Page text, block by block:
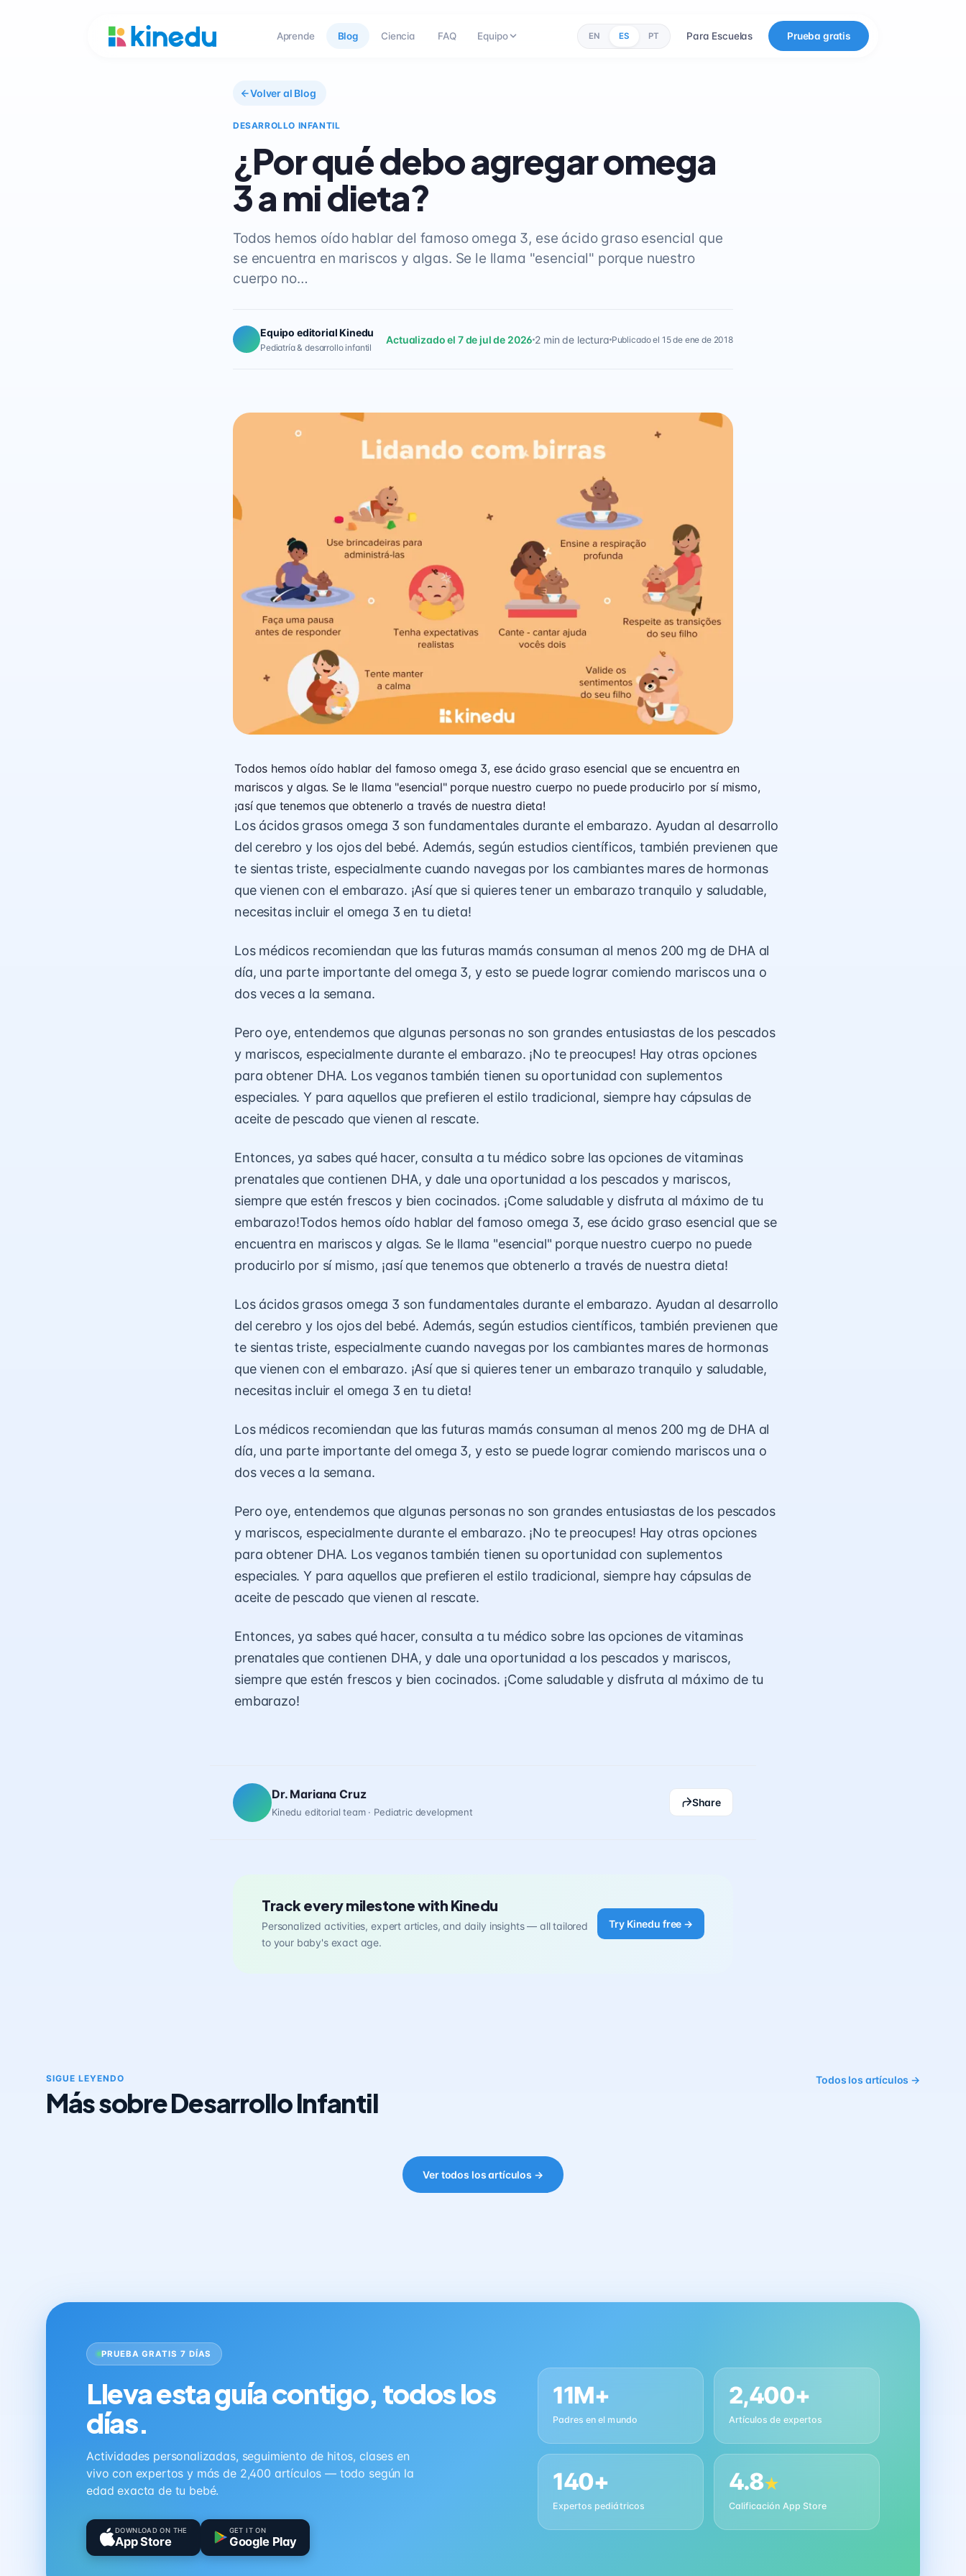
Aprende Blog Ciencia FAQ Equipo EN ES PT Para Escuelas Prueba gratis
Volver al Blog
DESARROLLO INFANTIL
¿Por qué debo agregar omega
3 a mi dieta?
Todos hemos oído hablar del famoso omega 3, ese ácido graso esencial que
se encuentra en mariscos y algas. Se le llama "esencial" porque nuestro
cuerpo no…
Equipo editorial Kinedu
Pediatría & desarrollo infantil
Actualizado el 7 de jul de 2026 2 min de lectura Publicado el 15 de ene de 2018
Todos hemos oído hablar del famoso omega 3, ese ácido graso esencial que se encuentra en
mariscos y algas. Se le llama "esencial" porque nuestro cuerpo no puede producirlo por sí mismo,
¡así que tenemos que obtenerlo a través de nuestra dieta!
Los ácidos grasos omega 3 son fundamentales durante el embarazo. Ayudan al desarrollo
del cerebro y los ojos del bebé. Además, según estudios científicos, también previenen que
te sientas triste, especialmente cuando navegas por los cambiantes mares de hormonas
que vienen con el embarazo. ¡Así que si quieres tener un embarazo tranquilo y saludable,
necesitas incluir el omega 3 en tu dieta!
Los médicos recomiendan que las futuras mamás consuman al menos 200 mg de DHA al
día, una parte importante del omega 3, y esto se puede lograr comiendo mariscos una o
dos veces a la semana.
Pero oye, entendemos que algunas personas no son grandes entusiastas de los pescados
y mariscos, especialmente durante el embarazo. ¡No te preocupes! Hay otras opciones
para obtener DHA. Los veganos también tienen su oportunidad con suplementos
especiales. Y para aquellos que prefieren el estilo tradicional, siempre hay cápsulas de
aceite de pescado que vienen al rescate.
Entonces, ya sabes qué hacer, consulta a tu médico sobre las opciones de vitaminas
prenatales que contienen DHA, y dale una oportunidad a los pescados y mariscos,
siempre que estén frescos y bien cocinados. ¡Come saludable y disfruta al máximo de tu
embarazo!Todos hemos oído hablar del famoso omega 3, ese ácido graso esencial que se
encuentra en mariscos y algas. Se le llama "esencial" porque nuestro cuerpo no puede
producirlo por sí mismo, ¡así que tenemos que obtenerlo a través de nuestra dieta!
Los ácidos grasos omega 3 son fundamentales durante el embarazo. Ayudan al desarrollo
del cerebro y los ojos del bebé. Además, según estudios científicos, también previenen que
te sientas triste, especialmente cuando navegas por los cambiantes mares de hormonas
que vienen con el embarazo. ¡Así que si quieres tener un embarazo tranquilo y saludable,
necesitas incluir el omega 3 en tu dieta!
Los médicos recomiendan que las futuras mamás consuman al menos 200 mg de DHA al
día, una parte importante del omega 3, y esto se puede lograr comiendo mariscos una o
dos veces a la semana.
Pero oye, entendemos que algunas personas no son grandes entusiastas de los pescados
y mariscos, especialmente durante el embarazo. ¡No te preocupes! Hay otras opciones
para obtener DHA. Los veganos también tienen su oportunidad con suplementos
especiales. Y para aquellos que prefieren el estilo tradicional, siempre hay cápsulas de
aceite de pescado que vienen al rescate.
Entonces, ya sabes qué hacer, consulta a tu médico sobre las opciones de vitaminas
prenatales que contienen DHA, y dale una oportunidad a los pescados y mariscos,
siempre que estén frescos y bien cocinados. ¡Come saludable y disfruta al máximo de tu
embarazo!
Dr. Mariana Cruz
Kinedu editorial team · Pediatric development
Share
Track every milestone with Kinedu
Personalized activities, expert articles, and daily insights — all tailored
to your baby's exact age.
Try Kinedu free →
SIGUE LEYENDO
Más sobre Desarrollo Infantil
Todos los artículos →
Ver todos los artículos →
PRUEBA GRATIS 7 DÍAS
Lleva esta guía contigo, todos los
días.
Actividades personalizadas, seguimiento de hitos, clases en
vivo con expertos y más de 2,400 artículos — todo según la
edad exacta de tu bebé.
DOWNLOAD ON THE
App Store
GET IT ON
Google Play
11M+
Padres en el mundo
2,400+
Artículos de expertos
140+
Expertos pediátricos
4.8★
Calificación App Store